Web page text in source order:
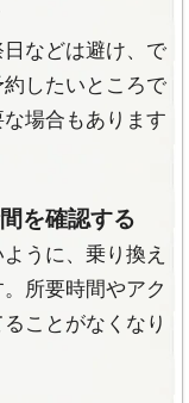
に優しい脱毛でリ
などは避け、で
したいところで
場合もあります
を確認する
うに、乗り換え
所要時間やアク
ことがなくなり